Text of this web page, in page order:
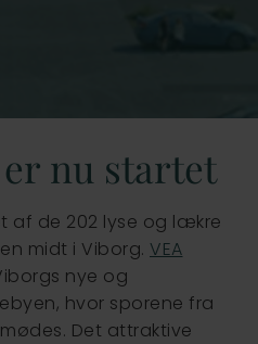
nu startet
af de 202 lyse og lækre
midt i Viborg. VEA
nye og
hvor sporene fra
Det attraktive